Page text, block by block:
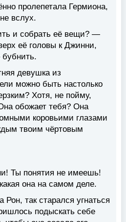
пролепетала Гермиона,
вслух.
и собрать её вещи? —
её головы к Джинни,
девушка из
можно быть настолько
Хотя, не пойму,
обожает тебя? Она
коровьими глазами
твоим чёртовым
Ты понятия не имеешь!
она на самом деле.
так старался угнаться
подыскать себе